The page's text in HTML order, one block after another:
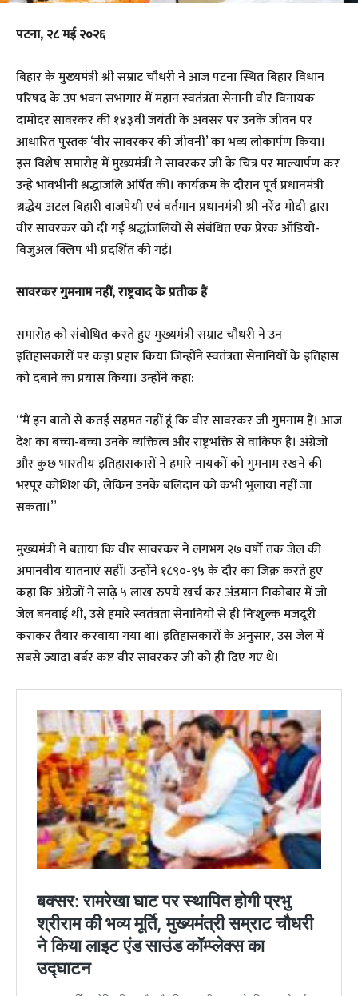
पटना, २८ मई २०२६
बिहार के मुख्यमंत्री श्री सम्राट चौधरी ने आज पटना स्थित बिहार विधान
परिषद के उप भवन सभागार में महान स्वतंत्रता सेनानी वीर विनायक
दामोदर सावरकर की १४३वीं जयंती के अवसर पर उनके जीवन पर
आधारित पुस्तक ‘वीर सावरकर की जीवनी’ का भव्य लोकार्पण किया।
इस विशेष समारोह में मुख्यमंत्री ने सावरकर जी के चित्र पर माल्यार्पण कर
उन्हें भावभीनी श्रद्धांजलि अर्पित की। कार्यक्रम के दौरान पूर्व प्रधानमंत्री
श्रद्धेय अटल बिहारी वाजपेयी एवं वर्तमान प्रधानमंत्री श्री नरेंद्र मोदी द्वारा
वीर सावरकर को दी गई श्रद्धांजलियों से संबंधित एक प्रेरक ऑडियो-
विजुअल क्लिप भी प्रदर्शित की गई।
सावरकर गुमनाम नहीं, राष्ट्रवाद के प्रतीक हैं
समारोह को संबोधित करते हुए मुख्यमंत्री सम्राट चौधरी ने उन
इतिहासकारों पर कड़ा प्रहार किया जिन्होंने स्वतंत्रता सेनानियों के इतिहास
को दबाने का प्रयास किया। उन्होंने कहा:
“मैं इन बातों से कतई सहमत नहीं हूं कि वीर सावरकर जी गुमनाम हैं। आज
देश का बच्चा-बच्चा उनके व्यक्तित्व और राष्ट्रभक्ति से वाकिफ है। अंग्रेजों
और कुछ भारतीय इतिहासकारों ने हमारे नायकों को गुमनाम रखने की
भरपूर कोशिश की, लेकिन उनके बलिदान को कभी भुलाया नहीं जा
सकता।”
मुख्यमंत्री ने बताया कि वीर सावरकर ने लगभग २७ वर्षों तक जेल की
अमानवीय यातनाएं सहीं। उन्होंने १८९०-९५ के दौर का जिक्र करते हुए
कहा कि अंग्रेजों ने साढ़े ५ लाख रुपये खर्च कर अंडमान निकोबार में जो
जेल बनवाई थी, उसे हमारे स्वतंत्रता सेनानियों से ही निःशुल्क मजदूरी
कराकर तैयार करवाया गया था। इतिहासकारों के अनुसार, उस जेल में
सबसे ज्यादा बर्बर कष्ट वीर सावरकर जी को ही दिए गए थे।